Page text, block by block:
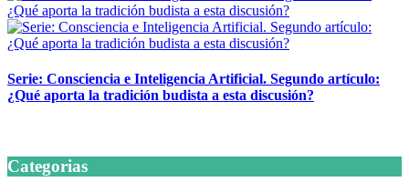
Serie: Consciencia e Inteligencia Artificial. Segundo artículo:
¿Qué aporta la tradición budista a esta discusión?
Categorias